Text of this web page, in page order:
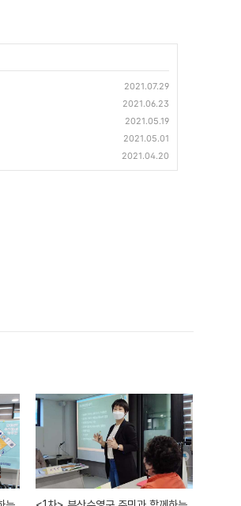
2021.07.29
2021.06.23
2021.05.19
2021.05.01
2021.04.20